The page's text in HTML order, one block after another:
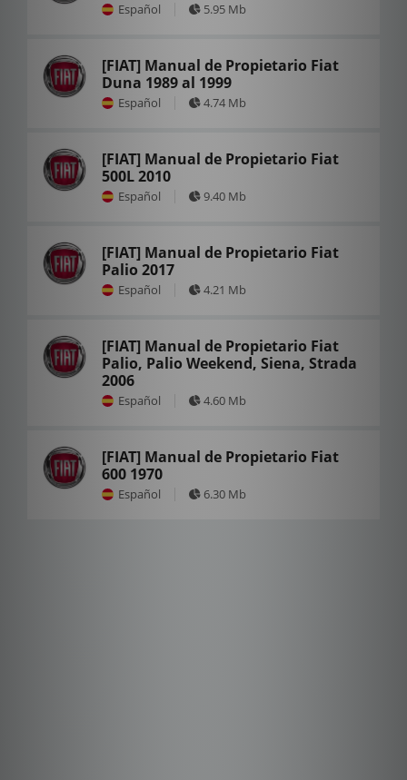
Español 5.95 Mb
[FIAT] Manual de Propietario Fiat
Duna 1989 al 1999
Español 4.74 Mb
[FIAT] Manual de Propietario Fiat
500L 2010
Español 9.40 Mb
[FIAT] Manual de Propietario Fiat
Palio 2017
Español 4.21 Mb
[FIAT] Manual de Propietario Fiat
Palio, Palio Weekend, Siena, Strada
2006
Español 4.60 Mb
[FIAT] Manual de Propietario Fiat
600 1970
Español 6.30 Mb